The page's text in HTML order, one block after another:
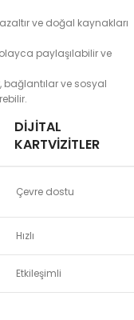
ve doğal kaynakları
paylaşılabilir ve
bağlantılar ve sosyal
DIJITAL
KARTVIZITLER
Çevre dostu
Hızlı
Etkileşimli